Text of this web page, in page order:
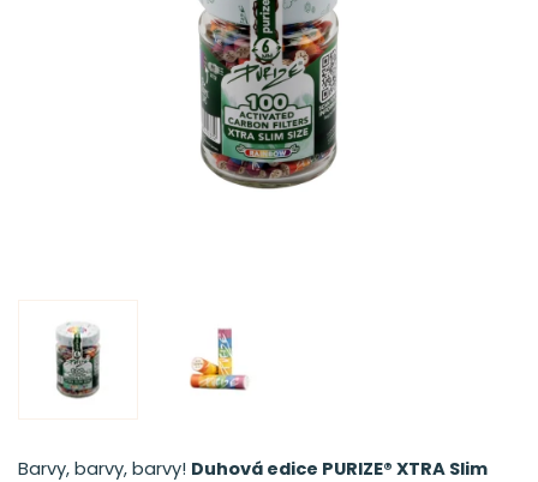
Barvy, barvy, barvy! Duhová edice PURIZE® XTRA Slim